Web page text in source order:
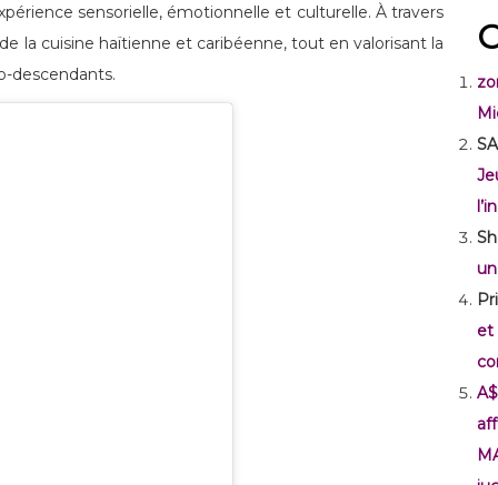
sensorielle, émotionnelle et culturelle. À travers
la cuisine haïtienne et caribéenne, tout en valorisant la
descendants.
et